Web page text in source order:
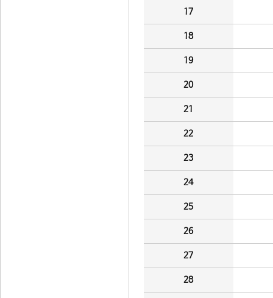
17
18
19
20
21
22
23
24
25
26
27
28